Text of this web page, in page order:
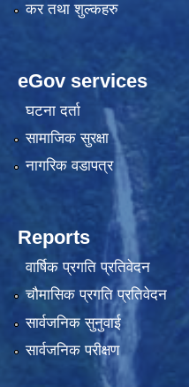
कर तथा शुल्कहरु
eGov services
घटना दर्ता
सामाजिक सुरक्षा
नागरिक वडापत्र
Reports
वार्षिक प्रगति प्रतिवेदन
चौमासिक प्रगति प्रतिवेदन
सार्वजनिक सुनुवाई
सार्वजनिक परीक्षण